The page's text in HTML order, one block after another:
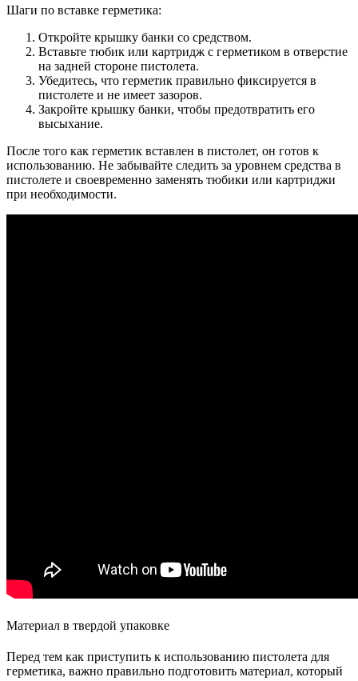
Шаги по вставке герметика:
Откройте крышку банки со средством.
Вставьте тюбик или картридж с герметиком в отверстие
на задней стороне пистолета.
Убедитесь, что герметик правильно фиксируется в
пистолете и не имеет зазоров.
Закройте крышку банки, чтобы предотвратить его
высыхание.
После того как герметик вставлен в пистолет, он готов к
использованию. Не забывайте следить за уровнем средства в
пистолете и своевременно заменять тюбики или картриджи
при необходимости.
Материал в твердой упаковке
Перед тем как приступить к использованию пистолета для
герметика, важно правильно подготовить материал, который